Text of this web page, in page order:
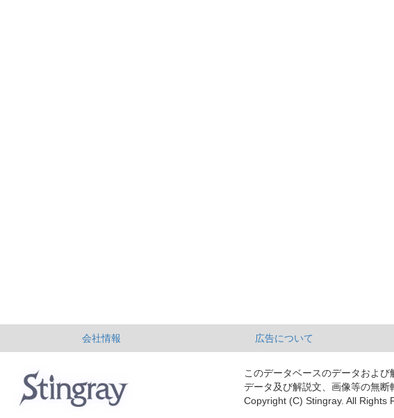
会社情報 広告について
このデータベースのデータおよ
データ及び解説文、画像等の無断
Copyright (C) Stingray. All Rights